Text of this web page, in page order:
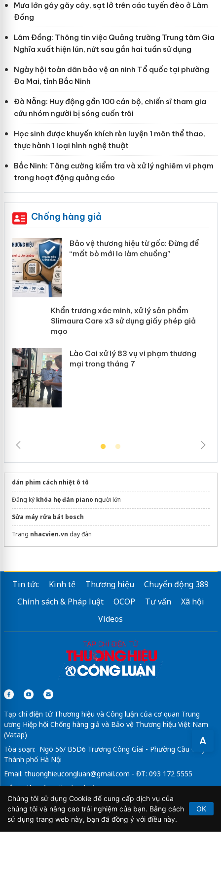
A
Mưa lớn gây gãy cây, sạt lở trên các tuyến đèo ở Lâm
Đồng
Lâm Đồng: Thông tin việc Quảng trường Trung tâm Gia
Nghĩa xuất hiện lún, nứt sau gần hai tuần sử dụng
Ngày hội toàn dân bảo vệ an ninh Tổ quốc tại phường
Đa Mai, tỉnh Bắc Ninh
Đà Nẵng: Huy động gần 100 cán bộ, chiến sĩ tham gia
cứu nhóm người bị sóng cuốn trôi
Học sinh được khuyến khích rèn luyện 1 môn thể thao,
thực hành 1 loại hình nghệ thuật
Bắc Ninh: Tăng cường kiểm tra và xử lý nghiêm vi phạm
trong hoạt động quảng cáo
Chống hàng giả
Bảo vệ thương hiệu từ gốc: Đừng để
“mất bò mới lo làm chuồng”
Khẩn trương xác minh, xử lý sản phẩm
Slimaura Care x3 sử dụng giấy phép
dán phim cách nhiệt ô tô
Đăng ký khóa học đàn piano người lớn
Sửa máy rửa bát bosch
Trang nhacvien.vn dạy đàn
Tin tức Kinh tế Thương hiệu
Chuyển động 389
Chính sách & Pháp luật
OCOP Tư vấn
Xã hội
Videos
Tạp chí điện tử Thương hiệu và Công luận của cơ quan Trung
ương Hiệp hội Chống hàng giả và Bảo vệ Thương hiệu Việt Nam
(Vatap)
Tòa soạn: Ngõ 56/ B5D6 Trương Công Giai - Phường Cầu Giấy -
Thành phố Hà Nội
Email: thuonghieucongluan@gmail.com - ĐT: 093 172 5555
Tổng Biên Tập: Vũ Đức Thuận
Giấy phép hoạt động báo chí điện tử số 64/GP-BTTTT do Bộ
Thông tin và Truyền thông cấp ngày 21/2/2020.
Chúng tôi sử dụng Cookie để cung cấp dịch vụ của
chúng tôi và nâng cao trải nghiệm của bạn. Bằng cách
sử dụng trang web này, bạn đã đồng ý với điều này.
OK